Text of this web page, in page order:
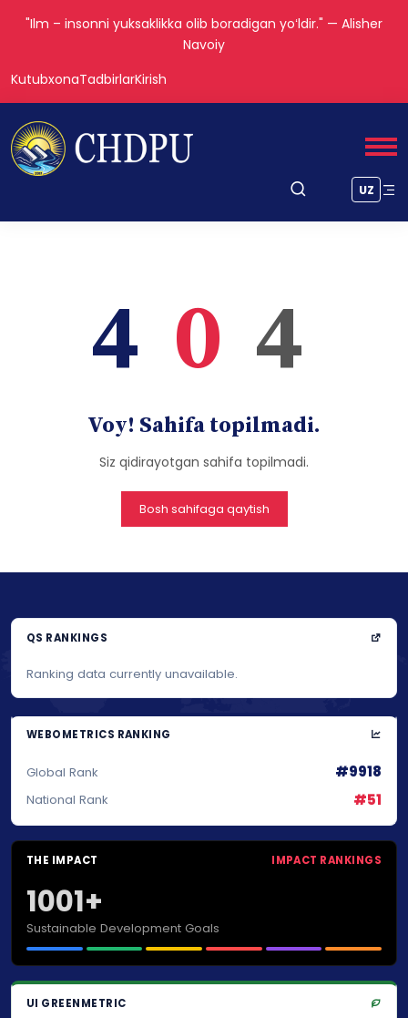
"Ilm – insonni yuksaklikka olib boradigan yoʻldir." — Alisher
Navoiy
KutubxonaTadbirlarKirish
UZ
4 0 4
Voy! Sahifa topilmadi.
Siz qidirayotgan sahifa topilmadi.
Bosh sahifaga qaytish
QS RANKINGS
Ranking data currently unavailable.
WEBOMETRICS RANKING
Global Rank #9918
National Rank #51
THE IMPACT IMPACT RANKINGS
1001+
Sustainable Development Goals
UI GREENMETRIC